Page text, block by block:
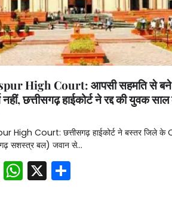
High Court: आपसी सहमति से
नहीं, छत्तीसगढ़ हाईकोर्ट ने रद्द की युवक
High Court: छत्तीसगढ़ हाईकोर्ट ने बस्तर जिले के
सशस्त्र बल) जवान से…
WhatsApp
X Share